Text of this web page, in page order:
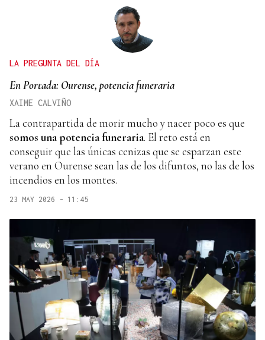
LA PREGUNTA DEL DÍA
En Portada: Ourense, potencia funeraria
XAIME CALVIÑO
La contrapartida de morir mucho y nacer poco es que
somos una potencia funeraria. El reto está en
conseguir que las únicas cenizas que se esparzan este
verano en Ourense sean las de los difuntos, no las de los
incendios en los montes.
23 MAY 2026 - 11:45